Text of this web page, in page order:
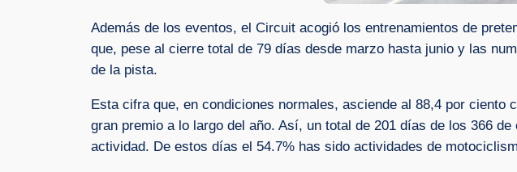
Además de los eventos, el Circuit acogió los entrenamientos de
que, pese al cierre total de 79 días desde marzo hasta junio y las
de la pista.
Esta cifra que, en condiciones normales, asciende al 88,4 por
gran premio a lo largo del año. Así, un total de 201 días de los 366
actividad. De estos días el 54.7% has sido actividades de